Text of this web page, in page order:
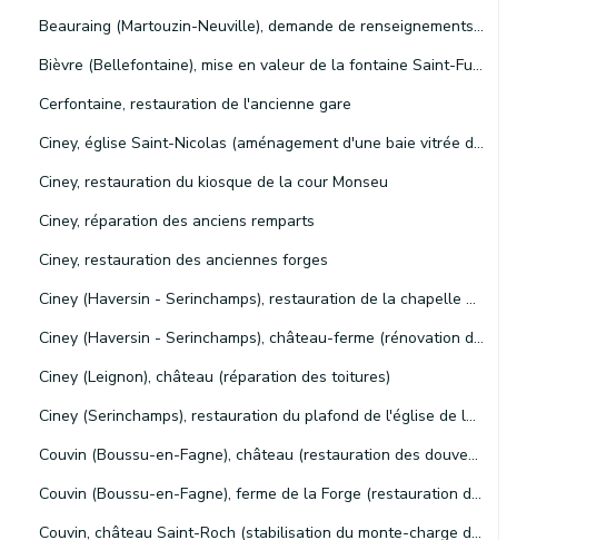
Beauraing (Martouzin-Neuville), demande de renseignements concernant la restauration d'une maison du 19e siècle
Bièvre (Bellefontaine), mise en valeur de la fontaine Saint-Furcy
Cerfontaine, restauration de l'ancienne gare
Ciney, église Saint-Nicolas (aménagement d'une baie vitrée dans la chapelle du Saint-Sacrement)
Ciney, restauration du kiosque de la cour Monseu
Ciney, réparation des anciens remparts
Ciney, restauration des anciennes forges
Ciney (Haversin - Serinchamps), restauration de la chapelle Saint-Lambert
Ciney (Haversin - Serinchamps), château-ferme (rénovation de l'aile est)
Ciney (Leignon), château (réparation des toitures)
Ciney (Serinchamps), restauration du plafond de l'église de la Sainte-Trinité
Couvin (Boussu-en-Fagne), château (restauration des douves, de la remise à voitures et de la toiture)
Couvin (Boussu-en-Fagne), ferme de la Forge (restauration de la toiture et façade de la forge)
Couvin, château Saint-Roch (stabilisation du monte-charge des ruines de la rampe d'accès au fourneau disparu et restauration du bâtiment)